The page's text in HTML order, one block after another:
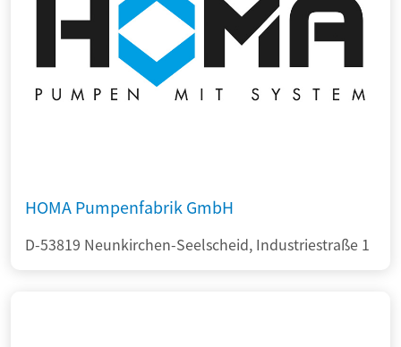
HOMA Pumpenfabrik GmbH
D-53819 Neunkirchen-Seelscheid, Industriestraße 1